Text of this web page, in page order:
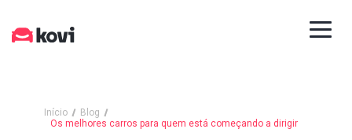
Início
Blog
Os melhores carros para quem está começando a dirigir